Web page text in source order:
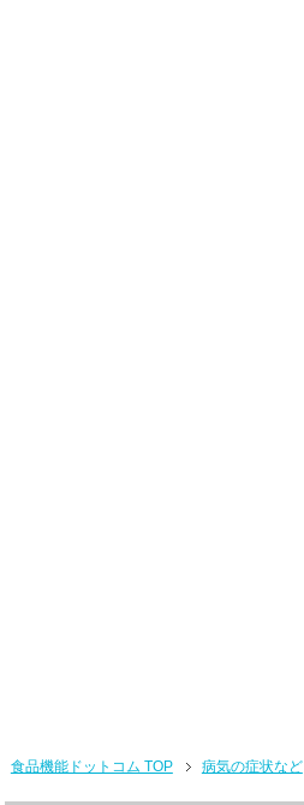
食品機能ドットコム TOP 病気の症状など